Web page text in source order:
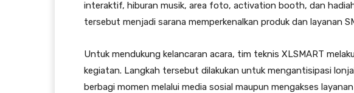
interaktif, hiburan musik, area foto, activation booth, dan
tersebut menjadi sarana memperkenalkan produk dan layanan
Untuk mendukung kelancaran acara, tim teknis XLSMART
kegiatan. Langkah tersebut dilakukan untuk mengantisipasi
berbagi momen melalui media sosial maupun mengakses